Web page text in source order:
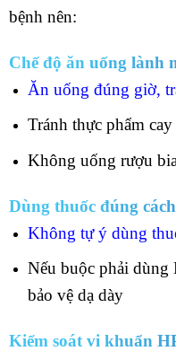
bệnh nên:
Chế độ ăn uống lành
Ăn uống đúng giờ,
Tránh thực phẩm
Không uống rượu
Dùng thuốc đúng cách
Không tự ý dùng
Nếu buộc phải
bảo vệ dạ dày
Kiểm soát vi khuẩn